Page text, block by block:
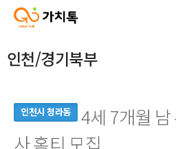
인천/경기북부
인천시 청라동
4세 7개월
사 홈티 모집